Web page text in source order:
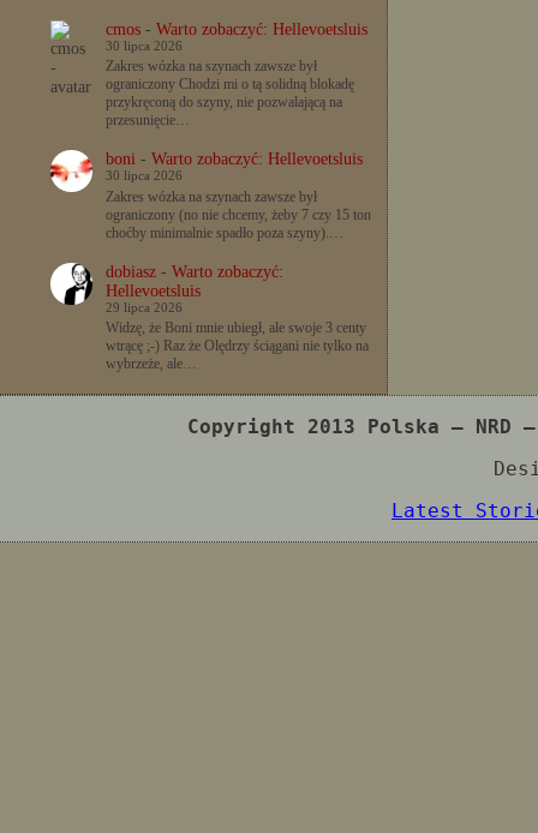
cmos- Warto zobaczyć: Hellevoetsluis
30 lipca 2026
Zakres wózka na szynach zawsze był
ograniczony Chodzi mi o tą solidną blokadę
przykręconą do szyny, nie pozwalającą na
przesunięcie…
boni- Warto zobaczyć: Hellevoetsluis
30 lipca 2026
Zakres wózka na szynach zawsze był
ograniczony (no nie chcemy, żeby 7 czy 15 ton
choćby minimalnie spadło poza szyny).…
dobiasz- Warto zobaczyć:
Hellevoetsluis
29 lipca 2026
Widzę, że Boni mnie ubiegł, ale swoje 3 centy
wtrącę ;-) Raz że Olędrzy ściągani nie tylko na
wybrzeże, ale…
Copyright 2013 Polska –
Latest